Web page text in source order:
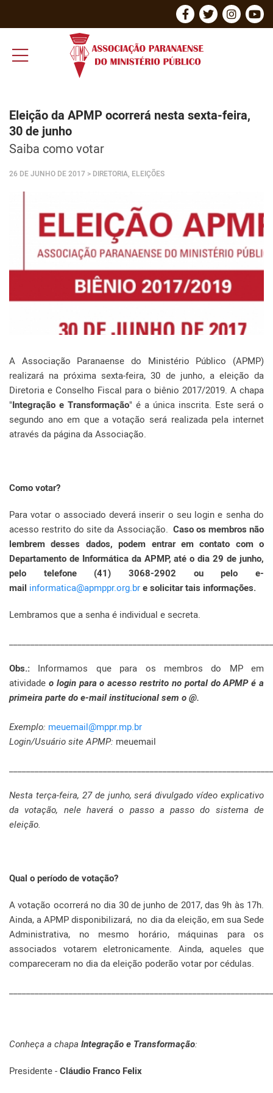
Eleição da APMP ocorrerá nesta sexta-feira,
30 de junho
Saiba como votar
26 DE JUNHO DE 2017 > DIRETORIA, ELEIÇÕES
A Associação Paranaense do Ministério Público (APMP)
realizará na próxima sexta-feira, 30 de junho, a eleição da
Diretoria e Conselho Fiscal para o biênio 2017/2019. A chapa
"Integração e Transformação" é a única inscrita. Este será o
segundo ano em que a votação será realizada pela internet
através da página da Associação.
Como votar?
Para votar o associado deverá inserir o seu login e senha do
acesso restrito do site da Associação. Caso os membros não
lembrem desses dados, podem entrar em contato com o
Departamento de Informática da APMP, até o dia 29 de junho,
pelo telefone (41) 3068-2902 ou pelo e-
mail informatica@apmppr.org.br e solicitar tais informações.
Lembramos que a senha é individual e secreta.
Obs.: Informamos que para os membros do MP em
atividade o login para o acesso restrito no portal do APMP é a
primeira parte do e-mail institucional sem o @.
Exemplo: meuemail@mppr.mp.br
Login/Usuário site APMP: meuemail
Nesta terça-feira, 27 de junho, será divulgado vídeo explicativo
da votação, nele haverá o passo a passo do sistema de
eleição.
Qual o período de votação?
A votação ocorrerá no dia 30 de junho de 2017, das 9h às 17h.
Ainda, a APMP disponibilizará, no dia da eleição, em sua Sede
Administrativa, no mesmo horário, máquinas para os
associados votarem eletronicamente. Ainda, aqueles que
compareceram no dia da eleição poderão votar por cédulas.
Conheça a chapa Integração e Transformação:
Presidente - Cláudio Franco Felix